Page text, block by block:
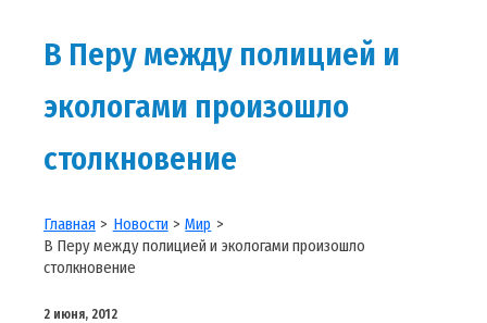
В Перу между полицией и
экологами произошло
столкновение
Главная Новости
Мир
В Перу между полицией и экологами произошло
столкновение
2 июня, 2012